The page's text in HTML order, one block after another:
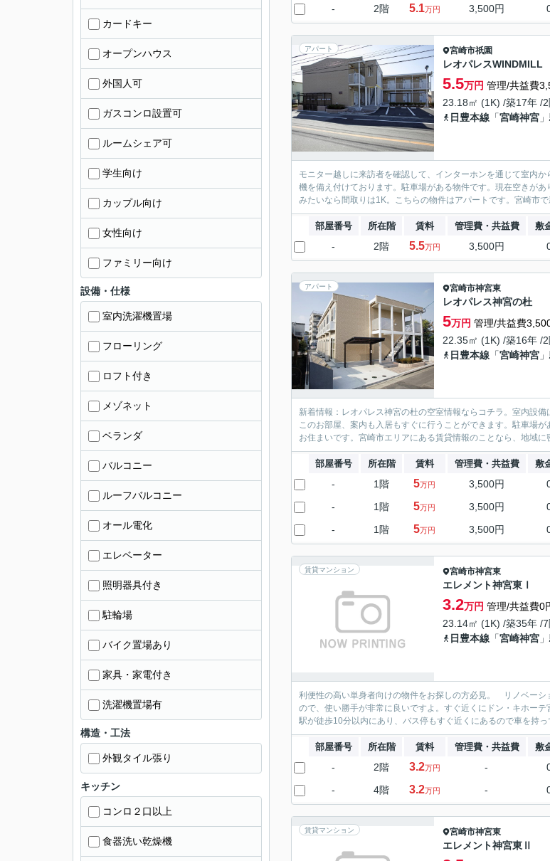
- 2階 5.1万円 3,500円
アパート 宮崎市祇園
レオパレスWINDMILL
5.5万円 管理/共益費
23.18㎡ (1K) /築17年 /2
日豊本線 「宮崎神宮
モニター越しに来訪者を確認して、インターホンを通じて室内
機を備え付けております。駐車場がある物件です。現在空きが
みたいなら間取りは1K。こちらの物件はアパートです。宮崎市
部屋番号 所在階 賃料 管理費・共益費 敷
- 2階 5.5万円 3,500円
アパート 宮崎市神宮東
レオパレス神宮の杜
5万円 管理/共益費
22.35㎡ (1K) /築16年 /2
日豊本線 「宮崎神宮
新着情報：レオパレス神宮の杜の空室情報ならコチラ。室内設
このお部屋、案内も入居もすぐに行うことができます。駐車場
お住まいです。宮崎市エリアにある賃貸情報のことなら、地域
部屋番号 所在階 賃料 管理費・共益費 敷
- 1階 5万円 3,500円
- 1階 5万円 3,500円
- 1階 5万円 3,500円
賃貸マンション 宮崎市神宮東
エレメント神宮東Ⅰ
3.2万円 管理/共益費0
23.14㎡ (1K) /築35年 /7
日豊本線 「宮崎神宮
利便性の高い単身者向けの物件をお探しの方必見。 リノベー
ので、使い勝手が非常に良いですよ。すぐ近くにドン・キホー
駅が徒歩10分以内にあり、バス停もすぐ近くにあるので車を持
部屋番号 所在階 賃料 管理費・共益費 敷
- 2階 3.2万円 -
- 4階 3.2万円 -
賃貸マンション 宮崎市神宮東
エレメント神宮東Ⅱ
カードキー
オープンハウス
外国人可
ガスコンロ設置可
ルームシェア可
学生向け
カップル向け
女性向け
ファミリー向け
設備・仕様
室内洗濯機置場
フローリング
ロフト付き
メゾネット
ベランダ
バルコニー
ルーフバルコニー
オール電化
エレベーター
照明器具付き
駐輪場
バイク置場あり
家具・家電付き
洗濯機置場有
構造・工法
外観タイル張り
キッチン
コンロ２口以上
食器洗い乾燥機